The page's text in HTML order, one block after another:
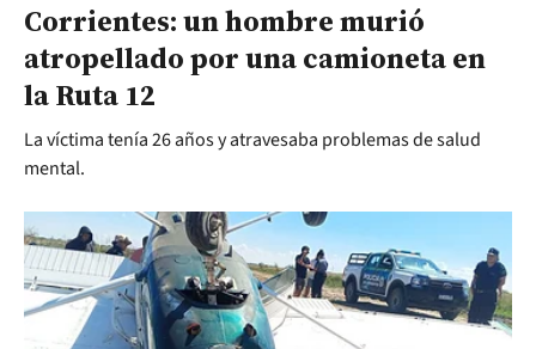
Corrientes: un hombre murió
atropellado por una camioneta en
la Ruta 12
La víctima tenía 26 años y atravesaba problemas de salud
mental.